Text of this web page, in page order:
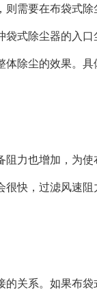
需要在布袋式
式除尘器的入
除尘的效果。
力也增加，为
快，过滤风速
关系。如果布